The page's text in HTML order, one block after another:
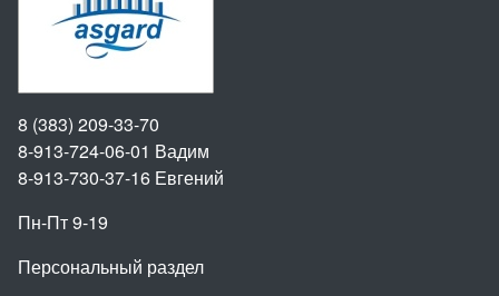
8 (383) 209-33-70
8-913-724-06-01 Вадим
8-913-730-37-16 Евгений
Пн-Пт 9-19
Персональный раздел